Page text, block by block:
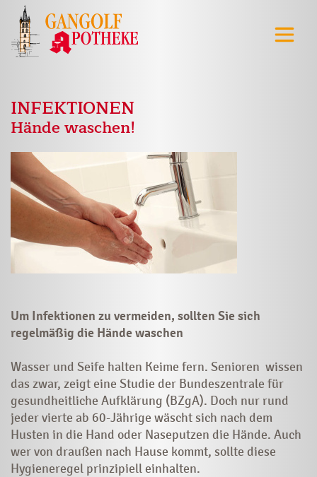
INFEKTIONEN
Hände waschen!
Um Infektionen zu vermeiden, sollten Sie sich
regelmäßig die Hände waschen
Wasser und Seife halten Keime fern. Senioren wissen
das zwar, zeigt eine Studie der Bundeszentrale für
gesundheitliche Aufklärung (BZgA). Doch nur rund
jeder vierte ab 60-Jährige wäscht sich nach dem
Husten in die Hand oder Naseputzen die Hände. Auch
wer von draußen nach Hause kommt, sollte diese
Hygieneregel prinzipiell einhalten.